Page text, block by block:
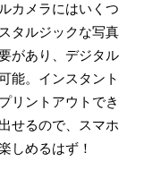
カメラにはいくつ
タルジックな写真
があり、デジタル
能。インスタント
リントアウトでき
せるので、スマホ
しめるはず！